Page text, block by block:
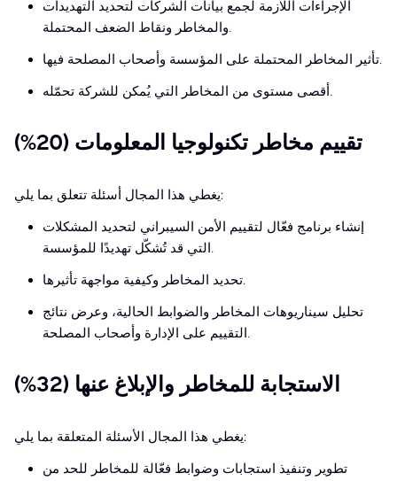
الإجراءات اللازمة لجمع بيانات الشركات لتحديد التهديدات
والمخاطر ونقاط الضعف المحتملة.
تأثير المخاطر المحتملة على المؤسسة وأصحاب المصلحة فيها.
أقصى مستوى من المخاطر التي يُمكن للشركة تحمّله.
تقييم مخاطر تكنولوجيا المعلومات (20%)
يغطي هذا المجال أسئلة تتعلق بما يلي:
إنشاء برنامج فعّال لتقييم الأمن السيبراني لتحديد المشكلات
التي قد تُشكّل تهديدًا للمؤسسة.
تحديد المخاطر وكيفية مواجهة تأثيرها.
تحليل سيناريوهات المخاطر والضوابط الحالية، وعرض نتائج
التقييم على الإدارة وأصحاب المصلحة.
الاستجابة للمخاطر والإبلاغ عنها (32%)
يغطي هذا المجال الأسئلة المتعلقة بما يلي:
تطوير وتنفيذ استجابات وضوابط فعّالة للمخاطر للحد من